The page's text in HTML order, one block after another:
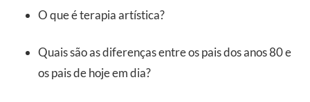
O que é terapia artística?
Quais são as diferenças entre os pais dos anos 80 e
os pais de hoje em dia?